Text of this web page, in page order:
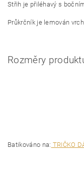
Střih je přiléhavý s
Průkrčník je lemován
Rozměry
délka:
šířka:
délka
Batikováno na: TRIČKO